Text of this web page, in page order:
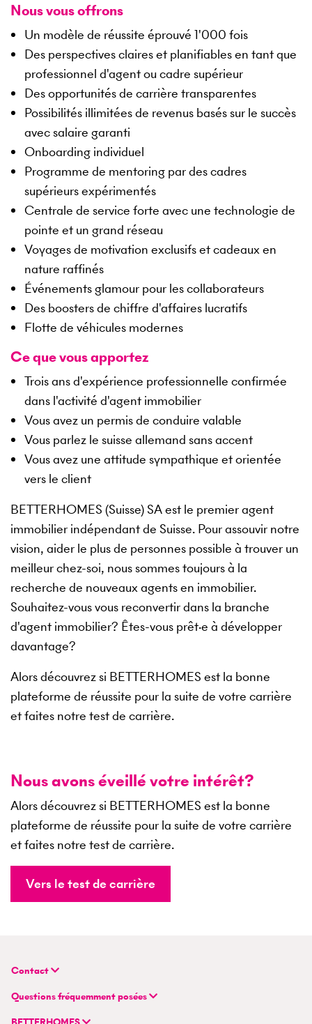
Nous vous offrons
Un modèle de réussite éprouvé 1'000 fois
Des perspectives claires et planifiables en tant que
professionnel d'agent ou cadre supérieur
Des opportunités de carrière transparentes
Possibilités illimitées de revenus basés sur le succès
avec salaire garanti
Onboarding individuel
Programme de mentoring par des cadres
supérieurs expérimentés
Centrale de service forte avec une technologie de
pointe et un grand réseau
Voyages de motivation exclusifs et cadeaux en
nature raffinés
Événements glamour pour les collaborateurs
Des boosters de chiffre d'affaires lucratifs
Flotte de véhicules modernes
Ce que vous apportez
Trois ans d'expérience professionnelle confirmée
dans l'activité d'agent immobilier
Vous avez un permis de conduire valable
Vous parlez le suisse allemand sans accent
Vous avez une attitude sympathique et orientée
vers le client
BETTERHOMES (Suisse) SA est le premier agent
immobilier indépendant de Suisse. Pour assouvir notre
vision, aider le plus de personnes possible à trouver un
meilleur chez-soi, nous sommes toujours à la
recherche de nouveaux agents en immobilier.
Souhaitez-vous vous reconvertir dans la branche
d'agent immobilier? Êtes-vous prêt·e à développer
davantage?
Alors découvrez si BETTERHOMES est la bonne
plateforme de réussite pour la suite de votre carrière
et faites notre test de carrière.
Nous avons éveillé votre intérêt?
Alors découvrez si BETTERHOMES est la bonne
plateforme de réussite pour la suite de votre carrière
et faites notre test de carrière.
Vers le test de carrière
Contact
BETTERHOMES (Suisse) SA
Siège principal
Flurstrasse 55
Questions fréquemment posées
FAQ | Évaluation immobilière